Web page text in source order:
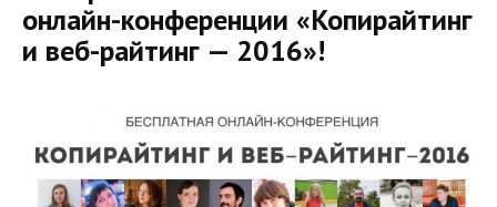
онлайн-конференции «Копирайтинг
и веб-райтинг — 2016»!